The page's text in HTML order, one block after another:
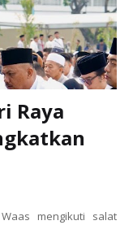
Raya
mengikuti salat